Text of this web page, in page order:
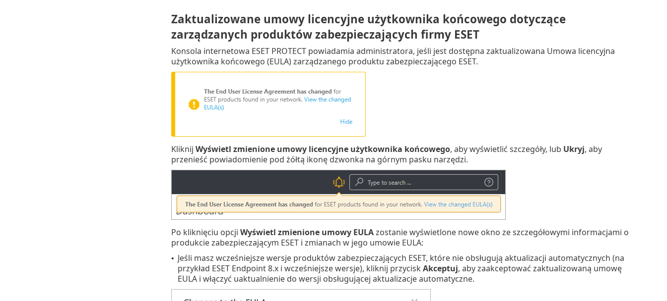
Zaktualizowane umowy licencyjne użytkownika końcowego dotyczące
zarządzanych produktów zabezpieczających firmy ESET
Konsola internetowa ESET PROTECT powiadamia administratora, jeśli jest dostępna zaktualizowana Umowa licencyjna
użytkownika końcowego (EULA) zarządzanego produktu zabezpieczającego ESET.
Kliknij Wyświetl zmienione umowy licencyjne użytkownika końcowego, aby wyświetlić szczegóły, lub Ukryj, aby
przenieść powiadomienie pod żółtą ikonę dzwonka na górnym pasku narzędzi.
Po kliknięciu opcji Wyświetl zmienione umowy EULAzostanie wyświetlone nowe okno ze szczegółowymi informacjami o
produkcie zabezpieczającym ESET i zmianach w jego umowie EULA:
• Jeśli masz wcześniejsze wersje produktów zabezpieczających ESET, które nie obsługują aktualizacji automatycznych (na
przykład ESET Endpoint 8.x i wcześniejsze wersje), kliknij przycisk Akceptuj, aby zaakceptować zaktualizowaną umowę
EULA i włączyć uaktualnienie do wersji obsługującej aktualizacje automatyczne.